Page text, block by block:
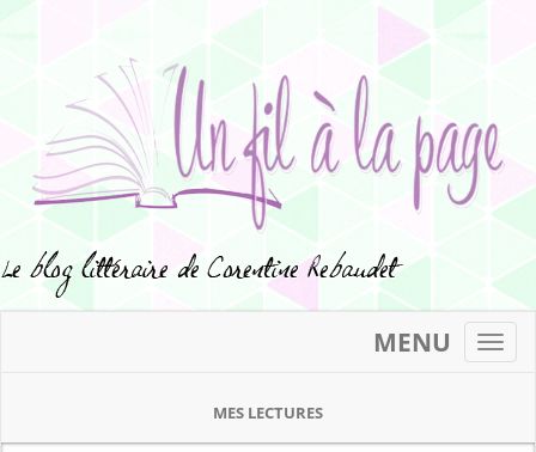
MENU
MES LECTURES